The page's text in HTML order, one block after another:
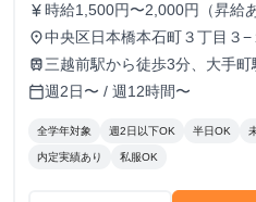
currency_yen 時給1,500円〜2,000円（昇給
り）
place中央区日本橋本石町３丁目３
train 三越前駅から徒歩3分、大手町
歩9分
calendar_today週2日〜 / 週12時間〜
全学年対象 週2日以下OK 半日OK
内定実績あり 私服OK